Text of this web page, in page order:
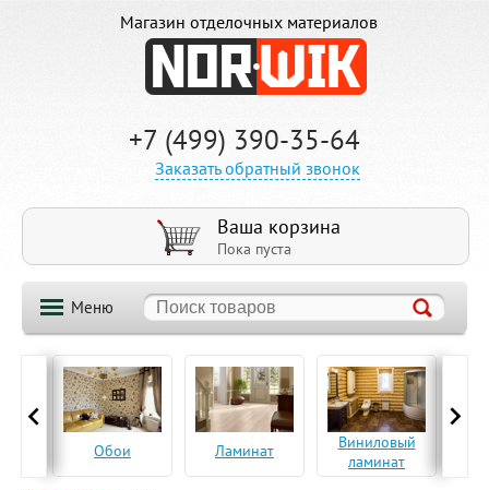
Магазин отделочных материалов
+7 (499) 390-35-64
Заказать обратный звонок
Ваша корзина
Пока пуста
Меню
Обои Ламинат
Виниловый
ламинат